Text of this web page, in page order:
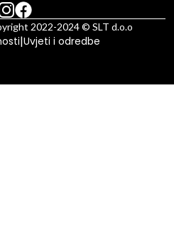
2022-2024 © SLT d.o.o
|Uvjeti i odredbe